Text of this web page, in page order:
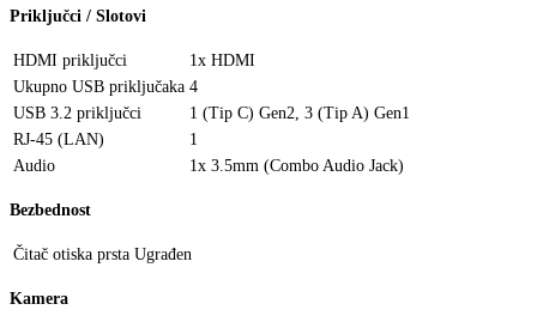
Priključci / Slotovi
HDMI priključci
1x HDMI
Ukupno USB priključaka 4
USB 3.2 priključci
1 (Tip C) Gen2, 3 (Tip A) Gen1
RJ-45 (LAN)
1
Audio
1x 3.5mm (Combo Audio Jack)
Bezbednost
Čitač otiska prsta Ugrađen
Kamera